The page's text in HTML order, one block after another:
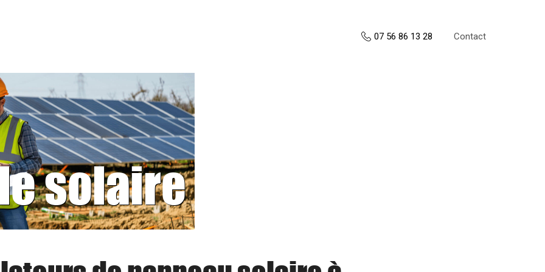
07 56 86 13 28 Contact
solaire